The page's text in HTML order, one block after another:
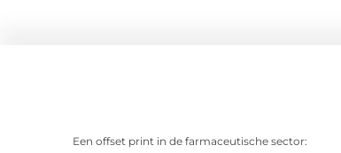
Een offset print in de farmaceutische sector: